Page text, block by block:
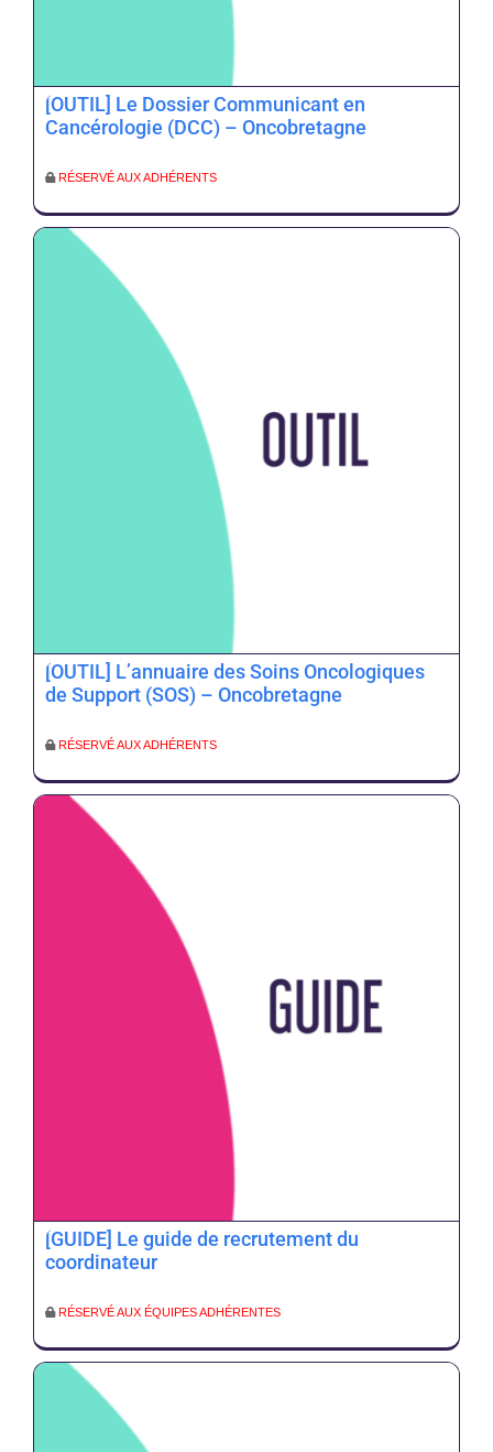
[OUTIL] Le Dossier Communicant en
Cancérologie (DCC) – Oncobretagne
RÉSERVÉ AUX ADHÉRENTS
[OUTIL] L’annuaire des Soins Oncologiques
de Support (SOS) – Oncobretagne
RÉSERVÉ AUX ADHÉRENTS
[GUIDE] Le guide de recrutement du
coordinateur
RÉSERVÉ AUX ÉQUIPES ADHÉRENTES